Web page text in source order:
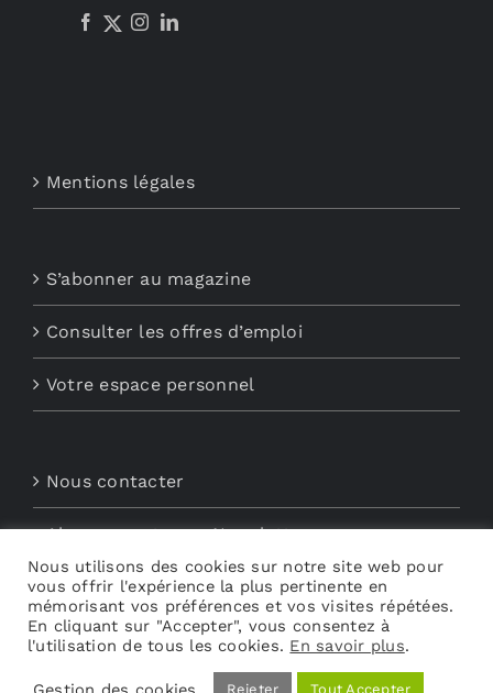
Mentions légales
S’abonner au magazine
Consulter les offres d’emploi
Votre espace personnel
Nous contacter
Abonnements aux Newsletters
Découvrez My Audio
Nous utilisons des cookies sur notre site web pour
vous offrir l'expérience la plus pertinente en
mémorisant vos préférences et vos visites répétées.
En cliquant sur "Accepter", vous consentez à
l'utilisation de tous les cookies. En savoir plus.
Rejeter Tout Accepter